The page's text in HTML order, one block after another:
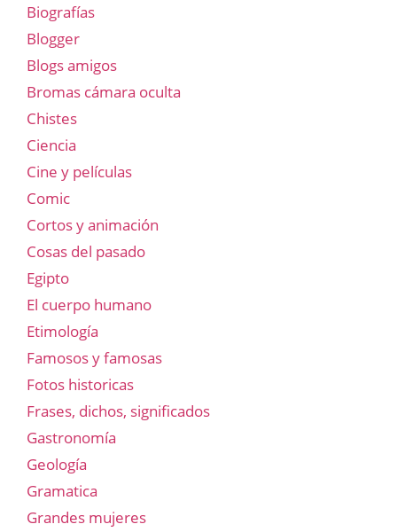
Biografías
Blogger
Blogs amigos
Bromas cámara oculta
Chistes
Ciencia
Cine y películas
Comic
Cortos y animación
Cosas del pasado
Egipto
El cuerpo humano
Etimología
Famosos y famosas
Fotos historicas
Frases, dichos, significados
Gastronomía
Geología
Gramatica
Grandes mujeres